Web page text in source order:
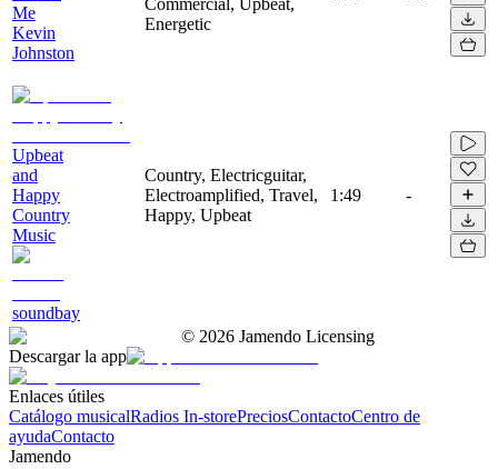
Me
Kevin
Johnston
Energetic
Upbeat
and
Happy
Country
Music
soundbay
Country, Electricguitar,
Electroamplified, Travel,
Happy, Upbeat
1:49 -
© 2026 Jamendo Licensing
Descargar la app
Enlaces útiles
Catálogo musicalRadios In-storePreciosContactoCentro de
ayudaContacto
Jamendo